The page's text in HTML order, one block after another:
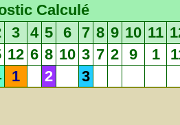
Calculé
3 4 5 6 7 8 9 10 11
12 6 8 10 3 7 2 9 1
1 2 3